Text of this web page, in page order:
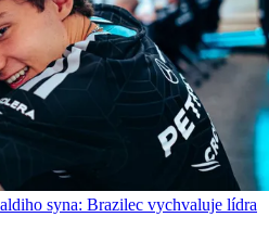
syna: Brazilec vychvaluje lídra